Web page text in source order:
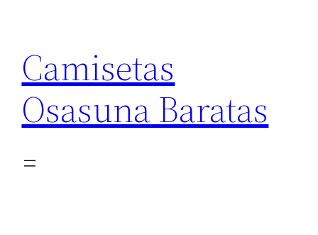
contenido
Camisetas
Osasuna Baratas